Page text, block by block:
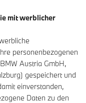
mit werblicher
personenbezogenen
Austria GmbH,
gespeichert und
einverstanden,
Daten zu den